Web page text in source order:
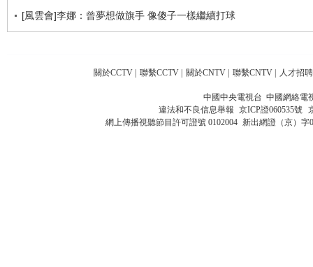
[風雲會]李娜：曾夢想做旗手 像傻子一樣繼續打球
關於CCTV 聯繫CCTV 關於CNTV 聯繫CNTV 人才招聘
中國中央電視台 中國網絡電
違法和不良信息舉報 京ICP證060535號
網上傳播視聽節目許可證號 0102004 新出網證（京）